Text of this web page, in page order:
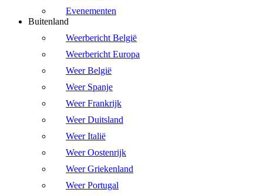
Evenementen
Buitenland
Weerbericht België
Weerbericht Europa
Weer België
Weer Spanje
Weer Frankrijk
Weer Duitsland
Weer Italië
Weer Oostenrijk
Weer Griekenland
Weer Portugal